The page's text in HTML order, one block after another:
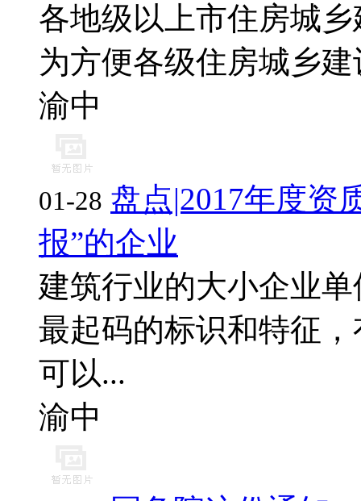
各地级以上市住房城
为方便各级住房城乡
渝中
01-28 盘点|2017年度资
报”的企业
建筑行业的大小企业
最起码的标识和特征
可以...
渝中